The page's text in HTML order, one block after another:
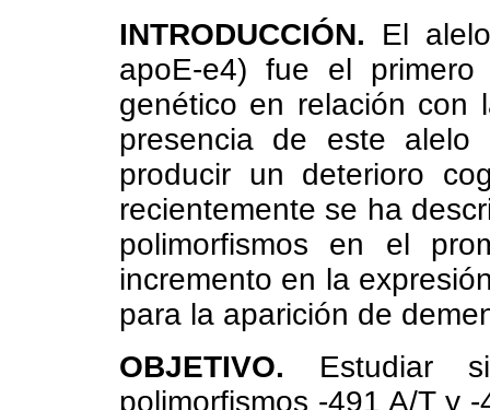
INTRODUCCIÓN. El
apoE-e4) fue el
genético en relación
presencia de este
producir un deterioro
recientemente se ha
polimorfismos en el
incremento en la
para la aparición de
OBJETIVO. Estudiar
polimorfismos -491 A/T y